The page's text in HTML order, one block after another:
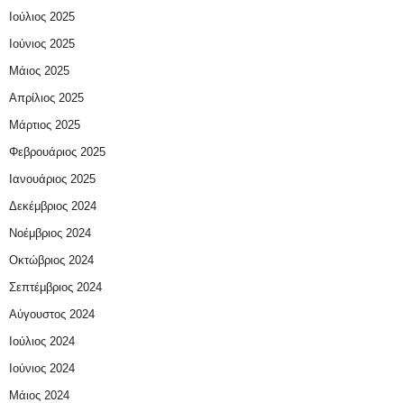
Ιούλιος 2025
Ιούνιος 2025
Μάιος 2025
Απρίλιος 2025
Μάρτιος 2025
Φεβρουάριος 2025
Ιανουάριος 2025
Δεκέμβριος 2024
Νοέμβριος 2024
Οκτώβριος 2024
Σεπτέμβριος 2024
Αύγουστος 2024
Ιούλιος 2024
Ιούνιος 2024
Μάιος 2024